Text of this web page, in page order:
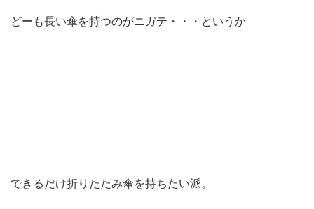
どーも長い傘を持つのがニガテ・・・というか
できるだけ折りたたみ傘を持ちたい派。